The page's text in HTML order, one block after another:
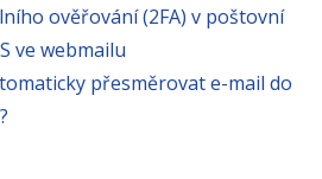
ověřování (2FA) v poštovní
ve webmailu
přesměrovat e-mail do